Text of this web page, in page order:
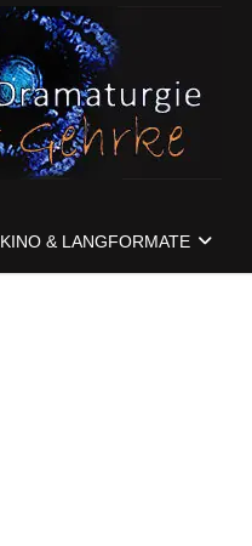
KINO & LANGFORMATE